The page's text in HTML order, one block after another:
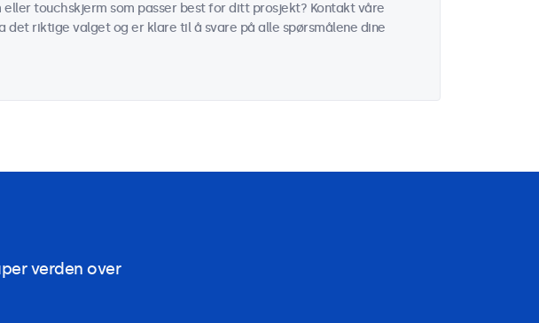
touchskjerm som passer best for ditt prosjekt? Kontakt våre
det riktige valget og er klare til å svare på alle spørsmålene dine
verden over